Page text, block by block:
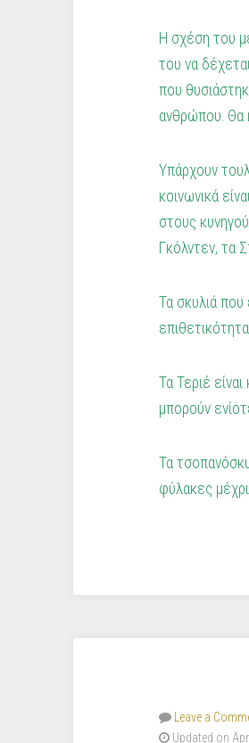
Η σχέση του
του να
που
ανθρώπου. Θα
Υπάρχουν
κοινωνικά
στους
Γκόλντεν, τα
Τα σκυλιά που
Τα Τεριέ
μπορούν
Τα
φύλακες
Leave a
Updated on